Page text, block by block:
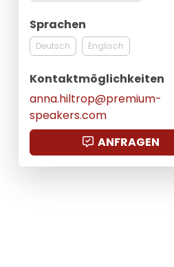
Sprachen
Deutsch Englisch
Kontaktmöglichkeiten
anna.hiltrop@premium-
speakers.com
ANFRAGEN